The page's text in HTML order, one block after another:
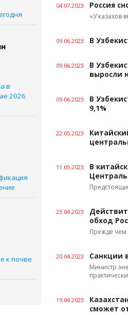
в
2026
к почве
04.07.2023 Россия
«У казахов
09.06.2023 В
09.06.2023
В
выросли
09.06.2023
В
9,1%
22.05.2023
11.05.2023
В
23.04.2023
обход
Прежде чем
20.04.2023 Санкции
Министр
19.04.2023
сможет